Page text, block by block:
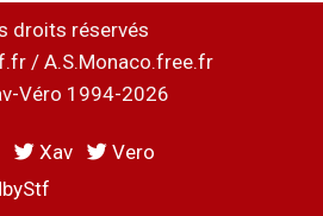
droits réservés
/ A.S.Monaco.free.fr
Véro 1994-2026
Xav
Vero